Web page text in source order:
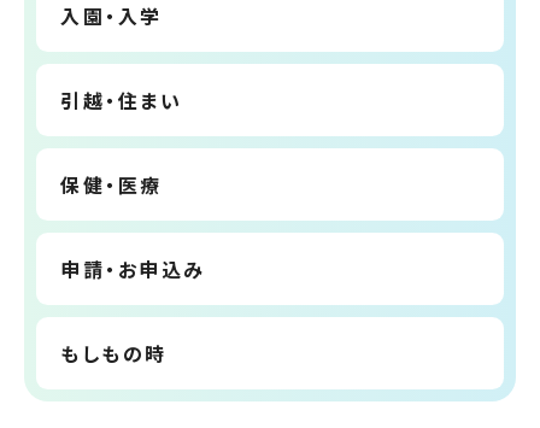
入園・入学
引越・住まい
保健・医療
申請・お申込み
もしもの時